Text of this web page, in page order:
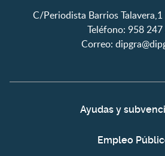
C/Periodista Barrios
Teléfono: 958
Correo:
Ayudas y
Empleo